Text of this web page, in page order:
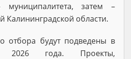
муниципалитета, затем –
Калининградской области.
отбора будут подведены в
2026 года. Проекты,